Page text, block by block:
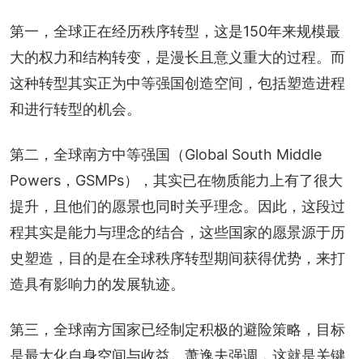
第一，全球正在经历秩序转型，这是150年来规模最
大的权力和结构转变，是漫长且意义重大的过程。而
这种转型其实正为中等强国创造空间，包括塑造进程
和进行转型的机会。
第二，全球南方中等强国（Global South Middle
Powers，GSMPs），其实已在物质能力上有了很大
提升，且他们的愿景也同时关乎理念。因此，这段过
程其实是能力与理念的结合，这些国家的愿景源于历
史塑造，目的是在全球秩序转型期间获得优势，来打
造具有影响力的发展轨迹。
第三，全球南方国家已经制定积极的避险策略，目标
是最大化自身空间与收益。萧逸夫强调，这就是关键